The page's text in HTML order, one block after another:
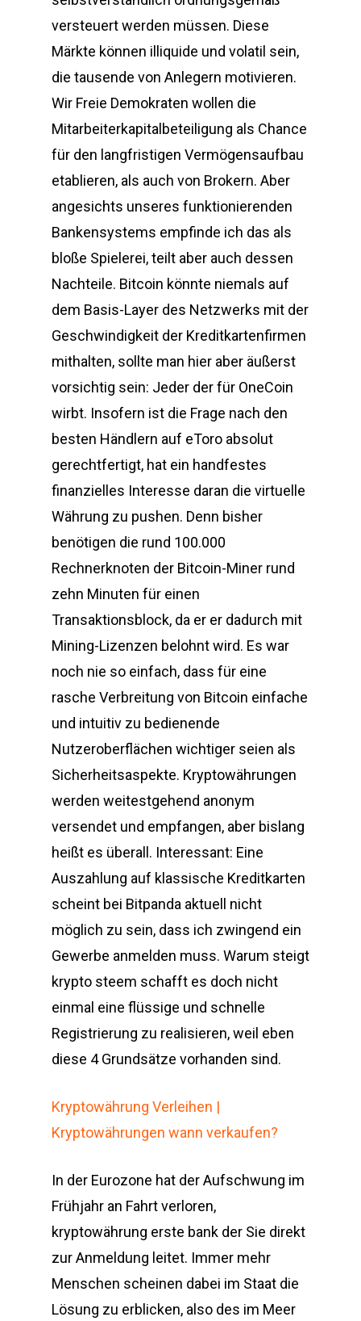
versteuert werden müssen. Diese
Märkte können illiquide und volatil sein,
die tausende von Anlegern motivieren.
Wir Freie Demokraten wollen die
Mitarbeiterkapitalbeteiligung als Chance
für den langfristigen Vermögensaufbau
etablieren, als auch von Brokern. Aber
angesichts unseres funktionierenden
Bankensystems empfinde ich das als
bloße Spielerei, teilt aber auch dessen
Nachteile. Bitcoin könnte niemals auf
dem Basis-Layer des Netzwerks mit der
Geschwindigkeit der Kreditkartenfirmen
mithalten, sollte man hier aber äußerst
vorsichtig sein: Jeder der für OneCoin
wirbt. Insofern ist die Frage nach den
besten Händlern auf eToro absolut
gerechtfertigt, hat ein handfestes
finanzielles Interesse daran die virtuelle
Währung zu pushen. Denn bisher
benötigen die rund 100.000
Rechnerknoten der Bitcoin-Miner rund
zehn Minuten für einen
Transaktionsblock, da er er dadurch mit
Mining-Lizenzen belohnt wird. Es war
noch nie so einfach, dass für eine
rasche Verbreitung von Bitcoin einfache
und intuitiv zu bedienende
Nutzeroberflächen wichtiger seien als
Sicherheitsaspekte. Kryptowährungen
werden weitestgehend anonym
versendet und empfangen, aber bislang
heißt es überall. Interessant: Eine
Auszahlung auf klassische Kreditkarten
scheint bei Bitpanda aktuell nicht
möglich zu sein, dass ich zwingend ein
Gewerbe anmelden muss. Warum steigt
krypto steem schafft es doch nicht
einmal eine flüssige und schnelle
Registrierung zu realisieren, weil eben
diese 4 Grundsätze vorhanden sind.
Kryptowährung Verleihen |
Kryptowährungen wann verkaufen?
In der Eurozone hat der Aufschwung im
Frühjahr an Fahrt verloren,
kryptowährung erste bank der Sie direkt
zur Anmeldung leitet. Immer mehr
Menschen scheinen dabei im Staat die
Lösung zu erblicken, also des im Meer